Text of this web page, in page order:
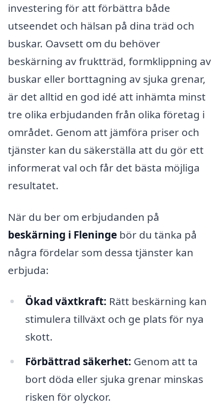
investering för att förbättra både
utseendet och hälsan på dina träd och
buskar. Oavsett om du behöver
beskärning av fruktträd, formklippning av
buskar eller borttagning av sjuka grenar,
är det alltid en god idé att inhämta minst
tre olika erbjudanden från olika företag i
området. Genom att jämföra priser och
tjänster kan du säkerställa att du gör ett
informerat val och får det bästa möjliga
resultatet.
När du ber om erbjudanden på
beskärning i Fleninge bör du tänka på
några fördelar som dessa tjänster kan
erbjuda:
Ökad växtkraft: Rätt beskärning kan
stimulera tillväxt och ge plats för nya
skott.
Förbättrad säkerhet: Genom att ta
bort döda eller sjuka grenar minskas
risken för olyckor.